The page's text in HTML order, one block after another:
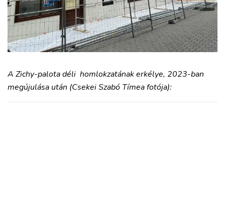
A Zichy-palota déli homlokzatának erkélye, 2023-ban
megújulása után (Csekei Szabó Tímea fotója):